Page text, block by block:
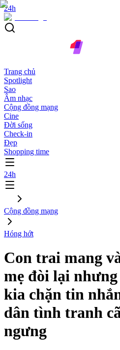
24h
Trang chủ
Spotlight
Sao
Âm nhạc
Cộng đồng mạng
Cine
Đời sống
Check-in
Đẹp
Shopping time
24h
Cộng đồng mạng
Hóng hớt
Con trai mang
mẹ đòi lại
kia chặn tin
dân tình tranh
ngưng